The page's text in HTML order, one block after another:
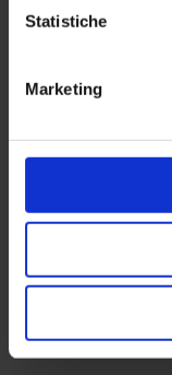
Statistiche
Marketing